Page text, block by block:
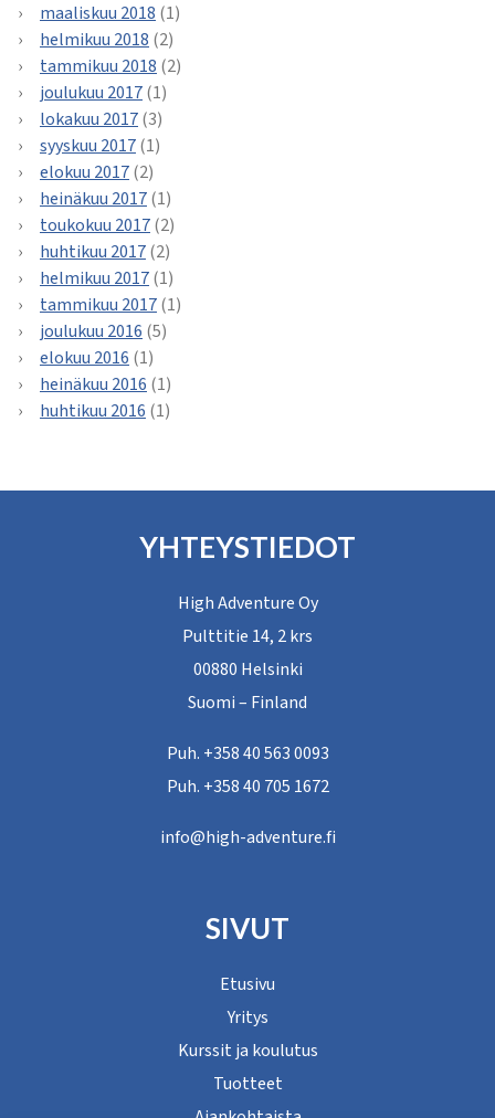
maaliskuu 2018 (1)
helmikuu 2018 (2)
tammikuu 2018 (2)
joulukuu 2017(1)
lokakuu 2017(3)
syyskuu 2017(1)
elokuu 2017(2)
heinäkuu 2017(1)
toukokuu 2017(2)
huhtikuu 2017(2)
helmikuu 2017(1)
tammikuu 2017(1)
joulukuu 2016 (5)
elokuu 2016 (1)
heinäkuu 2016 (1)
huhtikuu 2016 (1)
YHTEYSTIEDOT
High Adventure Oy
Pulttitie 14, 2 krs
00880 Helsinki
Suomi – Finland
Puh. +358 40 563 0093
Puh. +358 40 705 1672
info@high-adventure.fi
SIVUT
Etusivu
Yritys
Kurssit ja koulutus
Tuotteet